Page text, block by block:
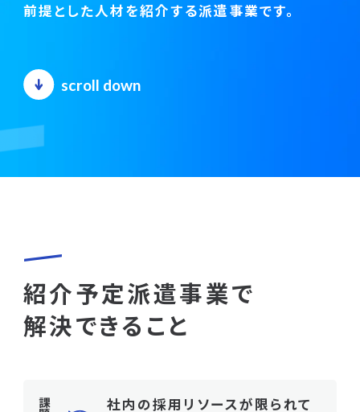
前提とした人材を紹介する派遣事業です。
scroll down
紹介予定派遣事業で
解決できること
社内の採用リソースが限られて